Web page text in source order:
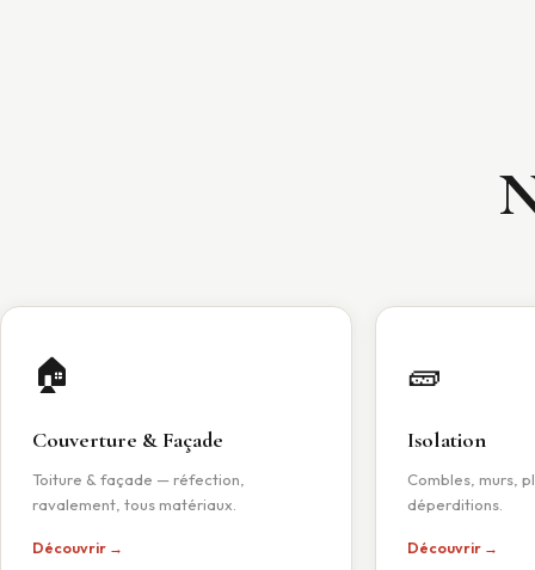
🏠
Couverture & Façade
Toiture & façade — réfection,
ravalement, tous matériaux.
Découvrir →
🧱
Isolation
Combles, murs,
déperditions.
Découvrir →